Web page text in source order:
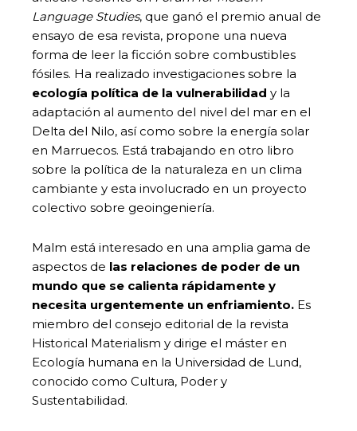
Language Studies, que ganó el premio anual de
ensayo de esa revista, propone una nueva
forma de leer la ficción sobre combustibles
fósiles. Ha realizado investigaciones sobre la
ecología política de la vulnerabilidad y la
adaptación al aumento del nivel del mar en el
Delta del Nilo, así como sobre la energía solar
en Marruecos. Está trabajando en otro libro
sobre la política de la naturaleza en un clima
cambiante y esta involucrado en un proyecto
colectivo sobre geoingeniería.
Malm está interesado en una amplia gama de
aspectos de las relaciones de poder de un
mundo que se calienta rápidamente y
necesita urgentemente un enfriamiento. Es
miembro del consejo editorial de la revista
Historical Materialism y dirige el máster en
Ecología humana en la Universidad de Lund,
conocido como Cultura, Poder y
Sustentabilidad.